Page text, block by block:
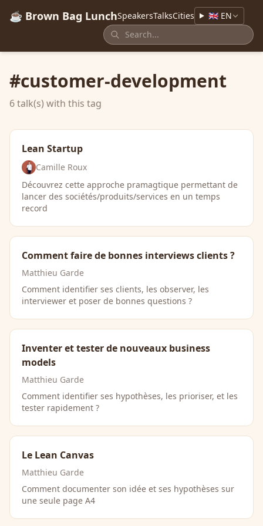
☕ Brown Bag LunchSpeakersTalksCities 🇬🇧 EN
#customer-development
6 talk(s) with this tag
Lean Startup
Camille Roux
Découvrez cette approche pramagtique permettant de
lancer des sociétés/produits/services en un temps
record
Comment faire de bonnes interviews clients ?
Matthieu Garde
Comment identifier ses clients, les observer, les
interviewer et poser de bonnes questions ?
Inventer et tester de nouveaux business
models
Matthieu Garde
Comment identifier ses hypothèses, les prioriser, et les
tester rapidement ?
Le Lean Canvas
Matthieu Garde
Comment documenter son idée et ses hypothèses sur
une seule page A4